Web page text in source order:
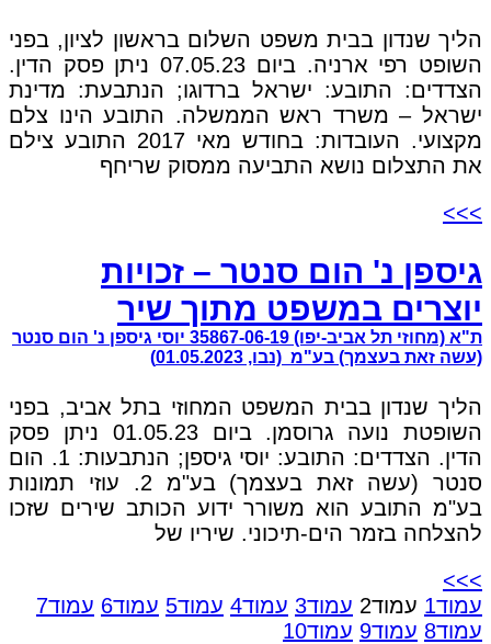
הליך שנדון בבית משפט השלום בראשון לציון, בפני
השופט רפי ארניה. ביום 07.05.23 ניתן פסק הדין.
הצדדים: התובע: ישראל ברדוגו; הנתבעת: מדינת
ישראל – משרד ראש הממשלה. התובע הינו צלם
מקצועי. העובדות: בחודש מאי 2017 התובע צילם
את התצלום נושא התביעה ממסוק שריחף
>>>
גיספן נ' הום סנטר – זכויות
יוצרים במשפט מתוך שיר
ת"א (מחוזי תל אביב-יפו) 35867-06-19 יוסי גיספן נ' הום סנטר
(עשה זאת בעצמך) בע"מ (נבו, 01.05.2023)
הליך שנדון בבית המשפט המחוזי בתל אביב, בפני
השופטת נועה גרוסמן. ביום 01.05.23 ניתן פסק
הדין. הצדדים: התובע: יוסי גיספן; הנתבעות: 1. הום
סנטר (עשה זאת בעצמך) בע"מ 2. עוזי תמונות
בע"מ התובע הוא משורר ידוע הכותב שירים שזכו
להצלחה בזמר הים-תיכוני. שיריו של
>>>
עמוד1 עמוד2 עמוד3 עמוד4 עמוד5 עמוד6 עמוד7
עמוד8 עמוד9 עמוד10